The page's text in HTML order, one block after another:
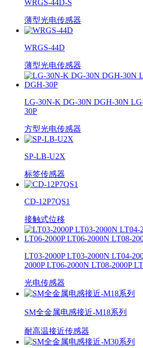
WRGS-44D-S
薄型光电传感器
WRGS-44D
薄型光电传感器
LG-30N-K DG-30N DGH-30N
30P
方型光电传感器
SP-LB-U2X
标签传感器
CD-12P7QS1
接触式位移
LT03-2000P LT03-2000N LT04-
2000P LT06-2000N LT08-2000P
光电传感器
SM全金属电感接近-M18系列
耐高温接近传感器